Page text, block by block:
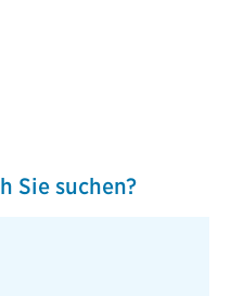
Sie suchen?